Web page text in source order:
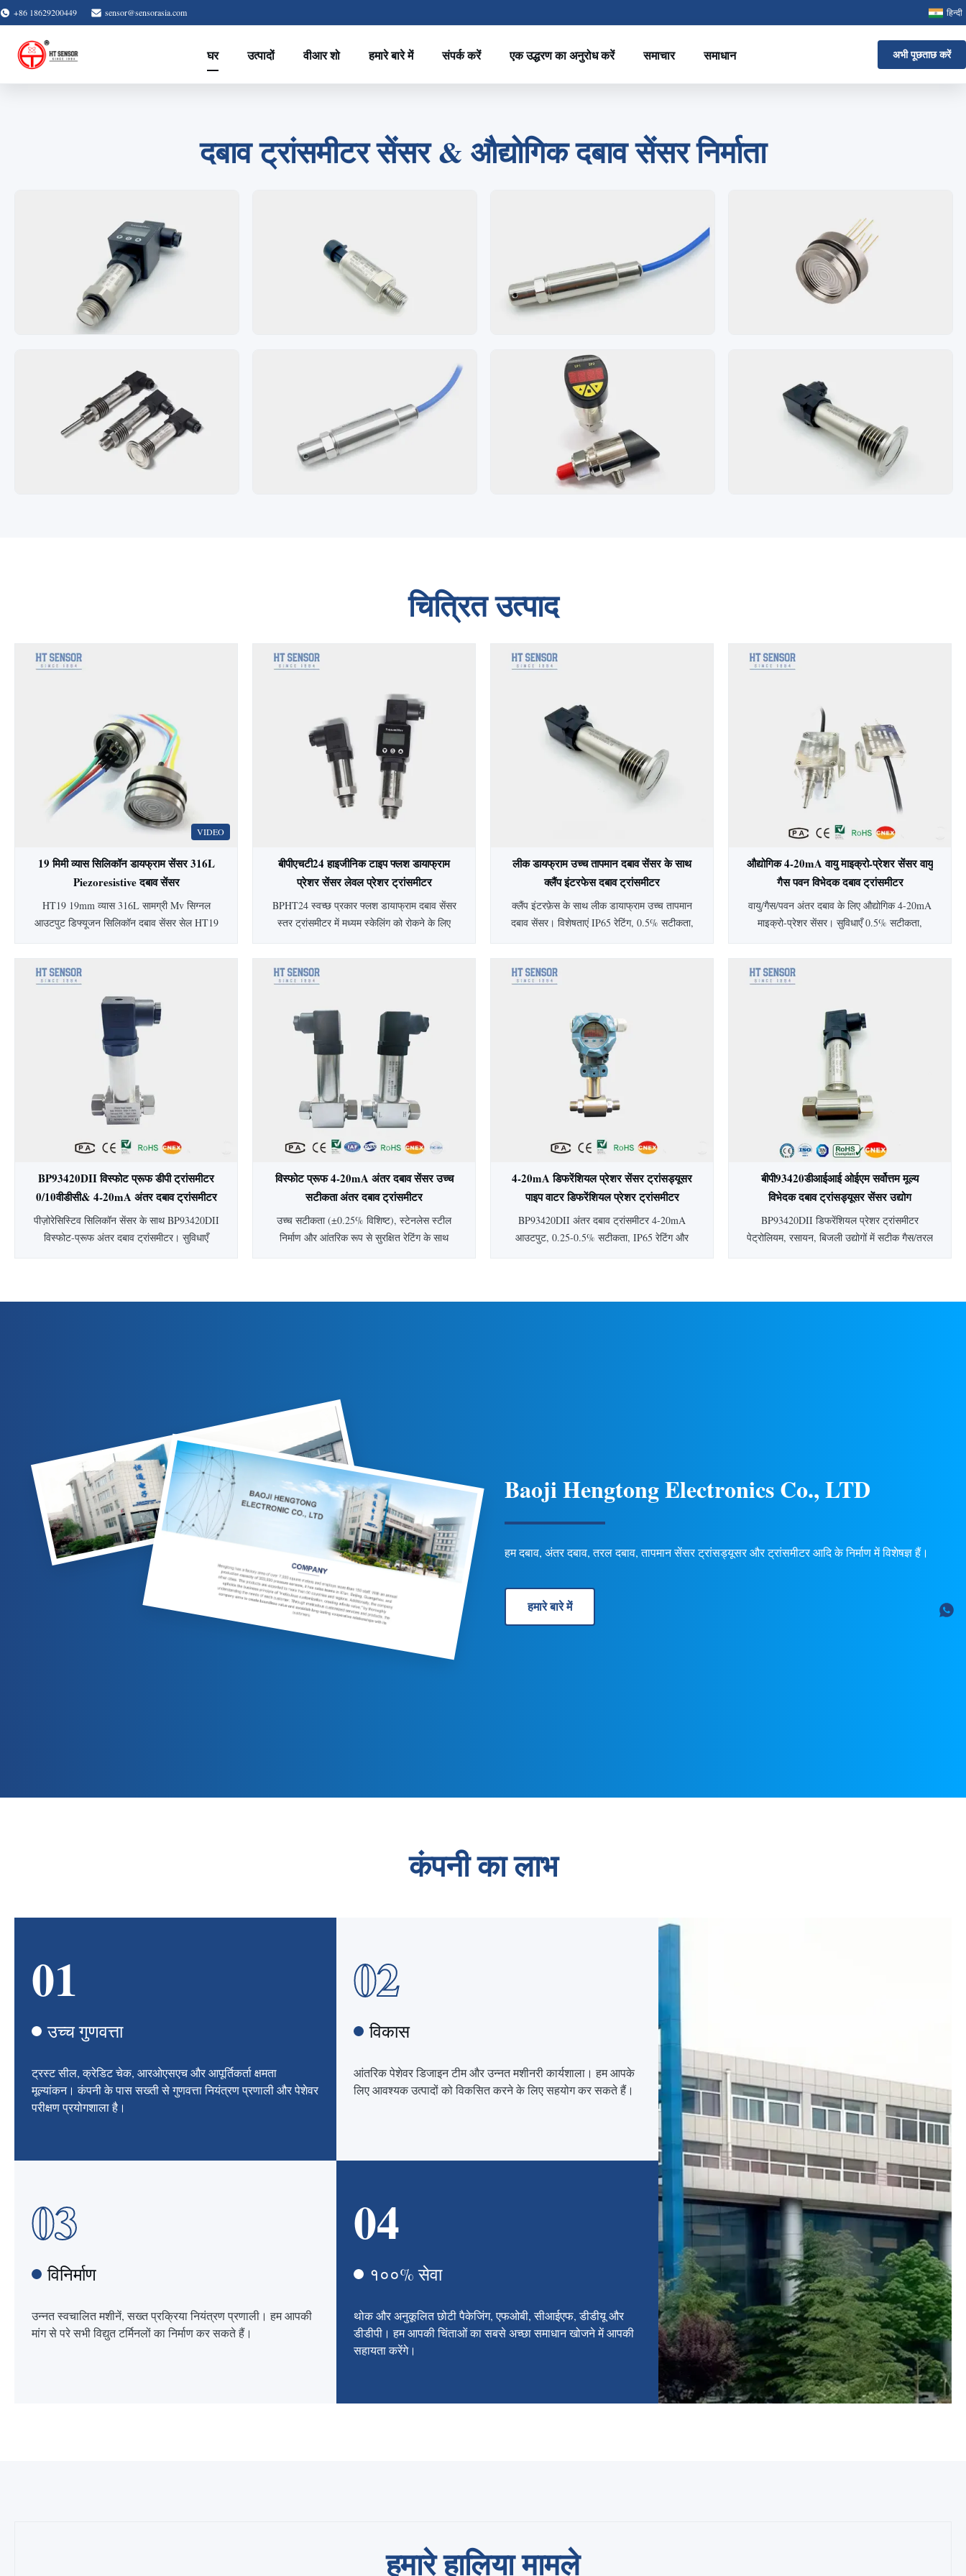
+86 18629200449 sensor@sensorasia.com हिन्दी
घर उत्पादों वीआर शो हमारे बारे में संपर्क करें एक उद्धरण का अनुरोध करें समाचार समाधान अभी पूछताछ करें
1 2 4
दबाव ट्रांसमीटर सेंसर & औद्योगिक दबाव सेंसर निर्माता
चित्रित उत्पाद
VIDEO
19 मिमी व्यास सिलिकॉन डायफ्राम सेंसर 316L
Piezoresistive दबाव सेंसर
HT19 19mm व्यास 316L सामग्री Mv सिग्नल
आउटपुट डिफ्यूजन सिलिकॉन दबाव सेंसर सेल HT19
दबाव सेंसर, मुख्य घटक उच्च स्थिरता फैला प्रतिबिंब
स्टेनलेस स्टील डायफ्राम से सें...
बीपीएचटी24 हाइजीनिक टाइप फ्लश डायाफ्राम
प्रेशर सेंसर लेवल प्रेशर ट्रांसमीटर
BPHT24 स्वच्छ प्रकार फ्लश डायाफ्राम दबाव सेंसर
स्तर ट्रांसमीटर में मध्यम स्केलिंग को रोकने के लिए
स्टील निर्माण के साथ, यह चिकित्सा,
है। अनुकूलन योग्य दबाव प्रकार और आउटपुट
उपलब्ध हैं।
लीक डायफ्राम उच्च तापमान दबाव सेंसर के साथ
क्लैंप इंटरफेस दबाव ट्रांसमीटर
क्लैंप इंटरफ़ेस के साथ लीक डायाफ्राम उच्च तापमान
दबाव सेंसर। विशेषताएं IP65 रेटिंग, 0.5% सटीकता,
स्वच्छ अनुप्रयोगों के लिए आदर्श।
औद्योगिक 4-20mA वायु माइक्रो-प्रेशर सेंसर वायु
गैस पवन विभेदक दबाव ट्रांसमीटर
वायु/गैस/पवन अंतर दबाव के लिए औद्योगिक 4-20mA
माइक्रो-प्रेशर सेंसर। सुविधाएँ 0.5% सटीकता,
साल की वारंटी, बॉयलर, खनन, शराब बनाने और
BP93420DII विस्फोट प्रूफ डीपी ट्रांसमीटर
0/10वीडीसी& 4-20mA अंतर दबाव ट्रांसमीटर
स्तर ट्रांसमीटर
पीज़ोरेसिस्टिव सिलिकॉन सेंसर के साथ BP93420DII
विस्फोट-प्रूफ अंतर दबाव ट्रांसमीटर। सुविधाएँ
के लिए उपयुक्त। अनुकूलन योग्य विकल्प उपलब्ध हैं.
विस्फोट प्रूफ 4-20mA अंतर दबाव सेंसर उच्च
सटीकता अंतर दबाव ट्रांसमीटर
उच्च सटीकता (±0.25% विशिष्ट), स्टेनलेस स्टील
निर्माण और आंतरिक रूप से सुरक्षित रेटिंग के साथ
कई आउटपुट/कनेक्शन विकल्प शामिल हैं।
4-20mA डिफरेंशियल प्रेशर सेंसर ट्रांसड्यूसर
पाइप वाटर डिफरेंशियल प्रेशर ट्रांसमीटर
BP93420DII अंतर दबाव ट्रांसमीटर 4-20mA
आउटपुट, 0.25-0.5% सटीकता, IP65 रेटिंग और
करता है। अनुकूलन योग्य विकल्प उपलब्ध हैं.
बीपी93420डीआईआई ओईएम सर्वोत्तम मूल्य
विभेदक दबाव ट्रांसड्यूसर सेंसर उद्योग
डीआईएफएफ. दबाव ट्रांसमीटर
BP93420DII डिफरेंशियल प्रेशर ट्रांसमीटर
पेट्रोलियम, रसायन, बिजली उद्योगों में सटीक गैस/तरल
24 महीने की वारंटी। कस्टम OEM/ODM उपलब्ध
Baoji Hengtong Electronics Co., LTD
हम दबाव, अंतर दबाव, तरल दबाव, तापमान सेंसर ट्रांसड्यूसर और ट्रांसमीटर आदि के निर्माण में विशेषज्ञ हैं।
हमारे बारे में
कंपनी का लाभ
01
उच्च गुणवत्ता
ट्रस्ट सील, क्रेडिट चेक, आरओएसएच और आपूर्तिकर्ता क्षमता
मूल्यांकन। कंपनी के पास सख्ती से गुणवत्ता नियंत्रण प्रणाली और पेशेवर
परीक्षण प्रयोगशाला है।
02
विकास
आंतरिक पेशेवर डिजाइन टीम और उन्नत मशीनरी कार्यशाला। हम आपके
लिए आवश्यक उत्पादों को विकसित करने के लिए सहयोग कर सकते हैं।
03
विनिर्माण
उन्नत स्वचालित मशीनें, सख्त प्रक्रिया नियंत्रण प्रणाली। हम आपकी
मांग से परे सभी विद्युत टर्मिनलों का निर्माण कर सकते हैं।
04
१००% सेवा
थोक और अनुकूलित छोटी पैकेजिंग, एफओबी, सीआईएफ, डीडीयू और
डीडीपी। हम आपकी चिंताओं का सबसे अच्छा समाधान खोजने में आपकी
सहायता करेंगे।
हमारे हालिया मामले